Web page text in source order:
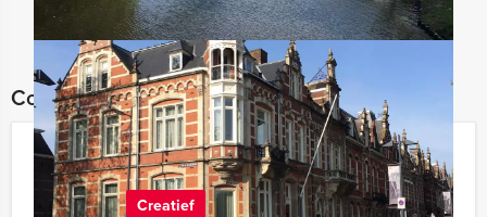
Combineer dit uitje met:
Oud-Hollandse Spelletjes in Den
Bosch
Creatief